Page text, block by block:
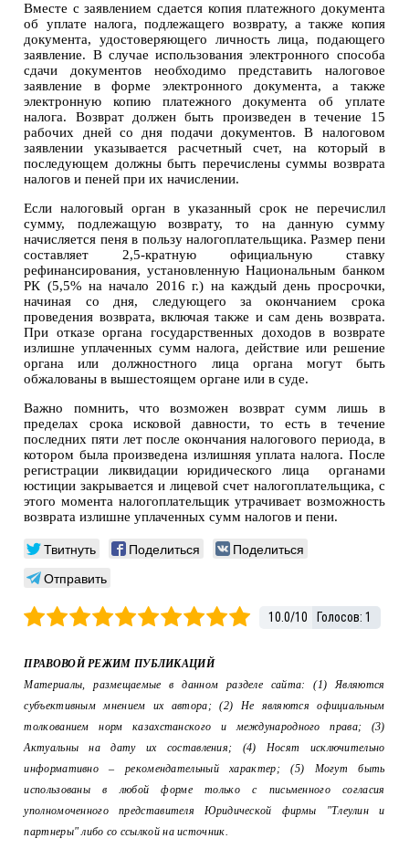
Вместе с заявлением сдается копия платежного документа
об уплате налога, подлежащего возврату, а также копия
документа, удостоверяющего личность лица, подающего
заявление. В случае использования электронного способа
сдачи документов необходимо представить налоговое
заявление в форме электронного документа, а также
электронную копию платежного документа об уплате
налога. Возврат должен быть произведен в течение 15
рабочих дней со дня подачи документов. В налоговом
заявлении указывается расчетный счет, на который в
последующем должны быть перечислены суммы возврата
налогов и пеней при их начислении.
Если налоговый орган в указанный срок не перечислил
сумму, подлежащую возврату, то на данную сумму
начисляется пеня в пользу налогоплательщика. Размер пени
составляет 2,5-кратную официальную ставку
рефинансирования, установленную Национальным банком
РК (5,5% на начало 2016 г.) на каждый день просрочки,
начиная со дня, следующего за окончанием срока
проведения возврата, включая также и сам день возврата.
При отказе органа государственных доходов в возврате
излишне уплаченных сумм налога, действие или решение
органа или должностного лица органа могут быть
обжалованы в вышестоящем органе или в суде.
Важно помнить, что возможен возврат сумм лишь в
пределах срока исковой давности, то есть в течение
последних пяти лет после окончания налогового периода, в
котором была произведена излишняя уплата налога. После
регистрации ликвидации юридического лица органами
юстиции закрывается и лицевой счет налогоплательщика, с
этого момента налогоплательщик утрачивает возможность
возврата излишне уплаченных сумм налогов и пени.
Твитнуть Поделиться
Поделиться
Отправить
10.0/10 Голосов:1
ПРАВОВОЙ РЕЖИМ ПУБЛИКАЦИЙ
Материалы, размещаемые в данном разделе сайта: (1) Являются
субъективным мнением их автора; (2) Не являются официальным
толкованием норм казахстанского и международного права; (3)
Актуальны на дату их составления; (4) Носят исключительно
информативно – рекомендательный характер; (5) Могут быть
использованы в любой форме только с письменного согласия
уполномоченного представителя Юридической фирмы "Тлеулин и
партнеры" либо со ссылкой на источник.